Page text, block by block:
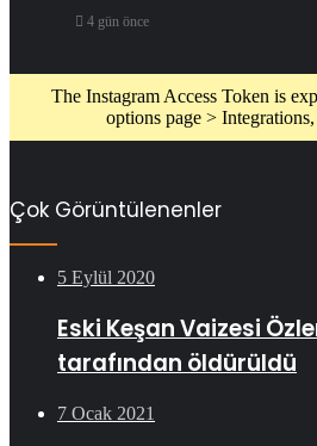
4 gün önce
The Instagram Access Token is
options page >
Çok Görüntülenenler
5 Eylül 2020
Eski Keşan Vaizesi
tarafından öldürüldü
7 Ocak 2021